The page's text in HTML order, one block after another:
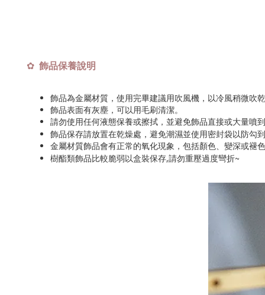
✿ 飾品保養說明
飾品為金屬材質，使用完畢建議用吹風機，以冷風稍微吹
飾品表面有灰塵，可以用毛刷清潔。
請勿使用任何液態保養或擦拭，並避免飾品直接或大量噴
飾品保存請放置在乾燥處，避免潮濕並使用密封袋以防勾
金屬材質飾品會有正常的氧化現象，包括顏色、變深或褪
樹酯類飾品比較脆弱以盒裝保存,請勿重壓過度彎折~